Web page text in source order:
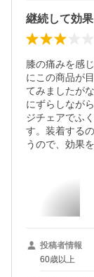
継続して効
膝の痛みを感
にこの商品が
てみましたが
にずらしなが
ジチェアでふ
す。装着する
うので、効果
投稿者情報
60歳以上